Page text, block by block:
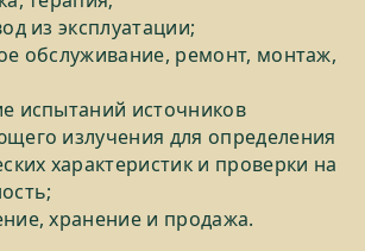
из эксплуатации;
обслуживание, ремонт, монтаж,
испытаний источников
излучения для определения
характеристик и проверки на
хранение и продажа.